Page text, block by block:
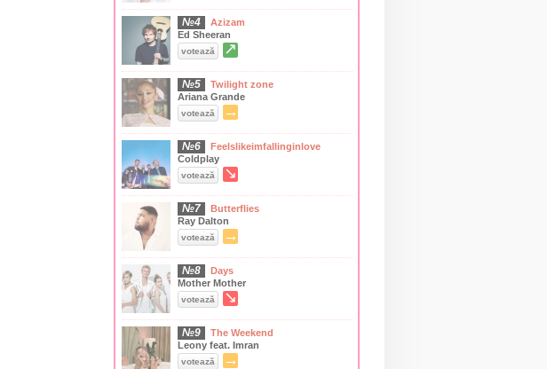
№4
Azizam
Ed Sheeran
votează ↗
№5
Twilight zone
Ariana Grande
votează →
№6
Feelslikeimfallinginlove
Coldplay
votează ↘
№7
Butterflies
Ray Dalton
votează →
№8
Days
Mother Mother
votează ↘
№9
The Weekend
Leony feat. Imran
votează →